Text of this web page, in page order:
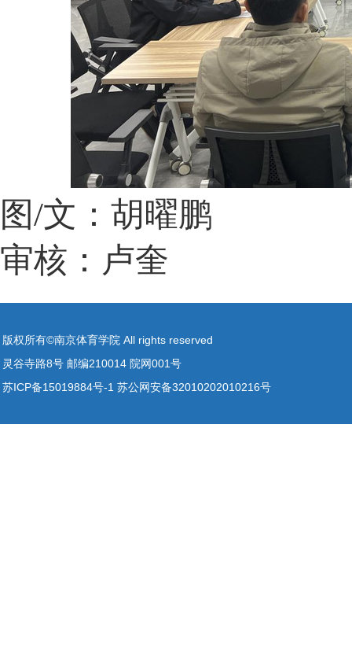
图 /文：胡曜鹏
审核：卢奎
版权所有©南京体育学院 All rights reserved
灵谷寺路8号 邮编210014 院网001号
苏ICP备15019884号-1 苏公网安备32010202010216号